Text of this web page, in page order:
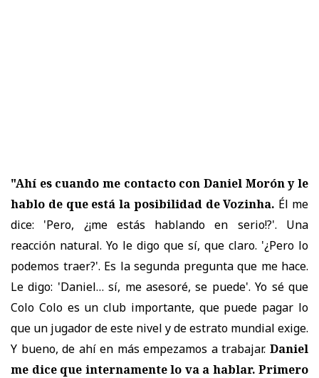
"Ahí es cuando me contacto con Daniel Morón y le
hablo de que está la posibilidad de Vozinha. Él me
dice: 'Pero, ¿¡me estás hablando en serio!?'. Una
reacción natural. Yo le digo que sí, que claro. '¿Pero lo
podemos traer?'. Es la segunda pregunta que me hace.
Le digo: 'Daniel… sí, me asesoré, se puede'. Yo sé que
Colo Colo es un club importante, que puede pagar lo
que un jugador de este nivel y de estrato mundial exige.
Y bueno, de ahí en más empezamos a trabajar. Daniel
me dice que internamente lo va a hablar. Primero